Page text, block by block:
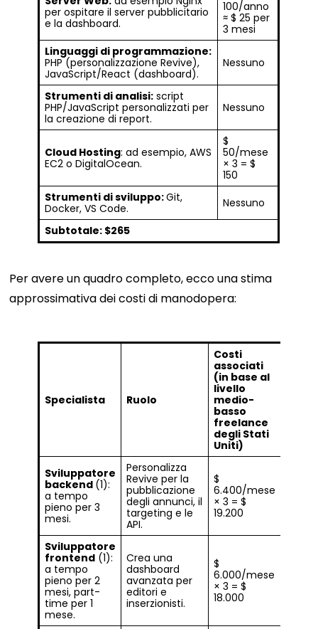
per ospitare il server pubblicitario
e la dashboard.
100/anno
≈ $ 25 per
3 mesi
Linguaggi di programmazione:
PHP (personalizzazione Revive),
JavaScript/React (dashboard).
Nessuno
Strumenti di analisi: script
PHP/JavaScript personalizzati per
la creazione di report.
Nessuno
Cloud Hosting: ad esempio, AWS
EC2 o DigitalOcean.
$
50/mese
× 3 = $
150
Strumenti di sviluppo:Git,
Docker, VS Code.
Nessuno
Subtotale: $265
Per avere un quadro completo, ecco una stima
approssimativa dei costi di manodopera:
Specialista Ruolo
Costi
associati
(in base al
livello
medio-
basso
freelance
degli Stati
Uniti)
Sviluppatore
backend (1):
a tempo
pieno per 3
mesi.
Personalizza
Revive per la
pubblicazione
degli annunci, il
targeting e le
API.
$
6.400/mese
× 3 = $
19.200
Sviluppatore
frontend (1):
a tempo
pieno per 2
mesi, part-
time per 1
mese.
Crea una
dashboard
avanzata per
editori e
inserzionisti.
$
6.000/mese
× 3 = $
18.000